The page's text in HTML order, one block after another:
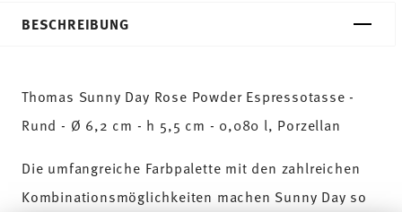
BESCHREIBUNG
Thomas Sunny Day Rose Powder Espressotasse -
Rund - Ø 6,2 cm - h 5,5 cm - 0,080 l, Porzellan
Die umfangreiche Farbpalette mit den zahlreichen
Kombinationsmöglichkeiten machen Sunny Day so